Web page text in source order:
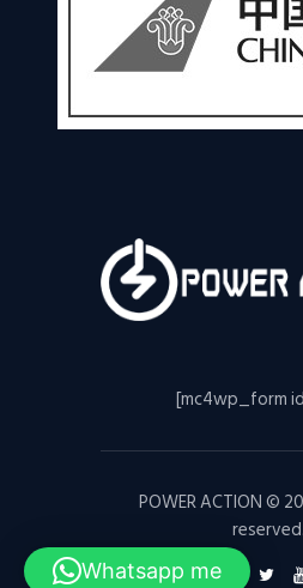
[mc4wp_form
POWER ACTION ©
reserved.
Whatsapp me